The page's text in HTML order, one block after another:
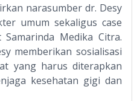
narasumber dr. Desy
umum sekaligus case
Medika Citra.
memberikan sosialisasi
yang harus diterapkan
kesehatan gigi dan